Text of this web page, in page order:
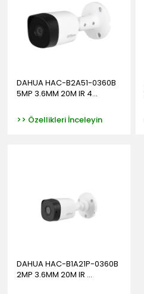
DAHUA HAC-B2A51-0360B
5MP 3.6MM 20M IR 4...
>> Özellikleri İnceleyin
DAHUA HAC-B1A21P-0360B
2MP 3.6MM 20M IR ...